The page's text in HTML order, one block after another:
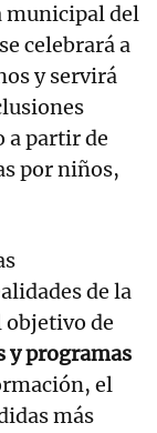
municipal del
celebrará a
y servirá
a partir de
por niños,
de la
de
y programas
el
más